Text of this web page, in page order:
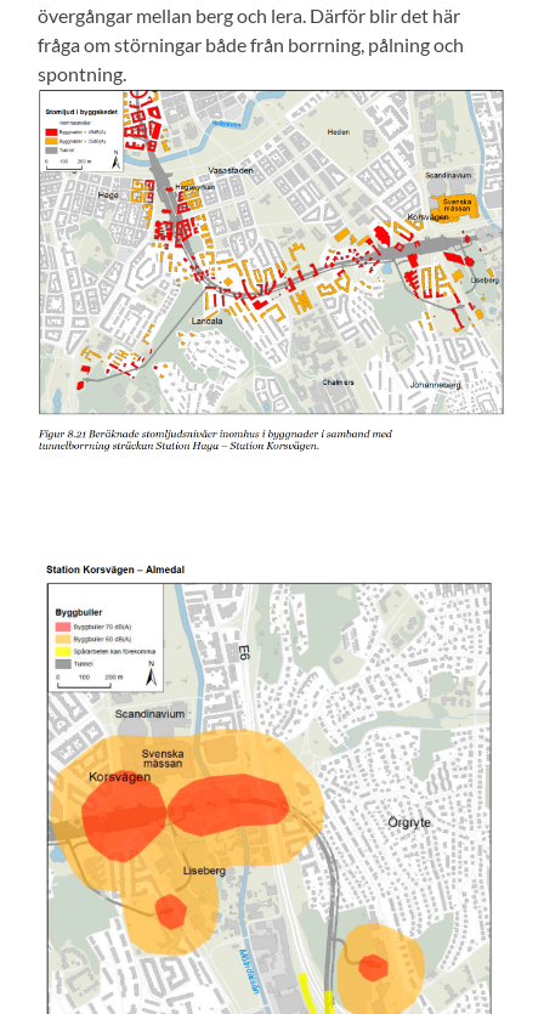
övergångar mellan berg och lera. Därför blir det här
fråga om störningar både från borrning, pålning och
spontning.